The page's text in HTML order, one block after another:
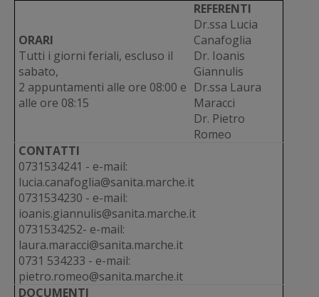
ORARI
Tutti i giorni feriali, escluso il
sabato,
2 appuntamenti alle ore 08:00 e
alle ore 08:15
REFERENTI
Dr.ssa Lucia
Canafoglia
Dr. Ioanis
Giannulis
Dr.ssa Laura
Maracci
Dr. Pietro
Romeo
CONTATTI
0731534241 - e-mail:
lucia.canafoglia@sanita.marche.it
0731534230 - e-mail:
ioanis.giannulis@sanita.marche.it
0731534252- e-mail:
laura.maracci@sanita.marche.it
0731 534233 - e-mail:
pietro.romeo@sanita.marche.it
DOCUMENTI